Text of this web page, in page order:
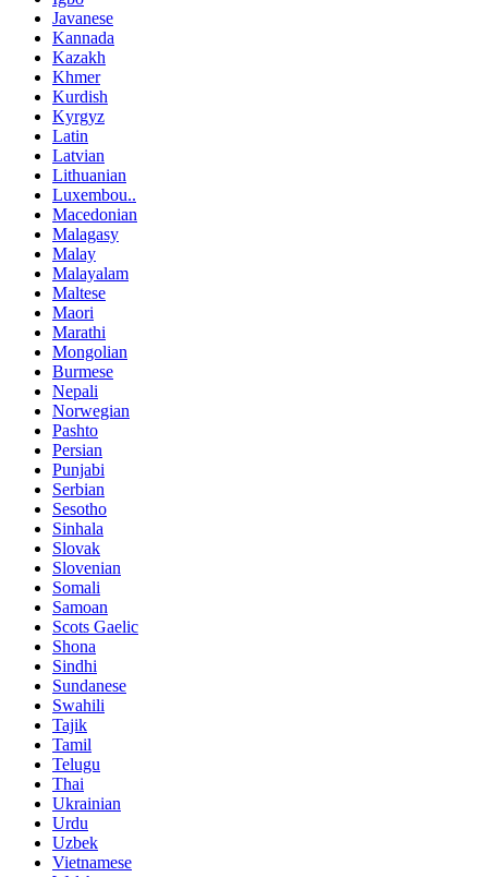
Javanese
Kannada
Kazakh
Khmer
Kurdish
Kyrgyz
Latin
Latvian
Lithuanian
Luxembou..
Macedonian
Malagasy
Malay
Malayalam
Maltese
Maori
Marathi
Mongolian
Burmese
Nepali
Norwegian
Pashto
Persian
Punjabi
Serbian
Sesotho
Sinhala
Slovak
Slovenian
Somali
Samoan
Scots Gaelic
Shona
Sindhi
Sundanese
Swahili
Tajik
Tamil
Telugu
Thai
Ukrainian
Urdu
Uzbek
Vietnamese